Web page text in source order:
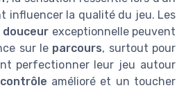
influencer la qualité du jeu. Les
douceur exceptionnelle peuvent
sur le parcours, surtout pour
perfectionner leur jeu autour
contrôle amélioré et un toucher